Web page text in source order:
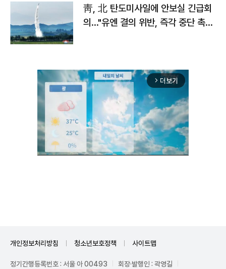
靑, 北 탄도미사일에 안보실 긴급회
의…"유엔 결의 위반, 즉각 중단 촉
arrow_forward_ios 더보기
개인정보처리방침 청소년보호정책 사이트맵
정기간행등록번호 : 서울 아 00493 회장·발행인 : 곽영길